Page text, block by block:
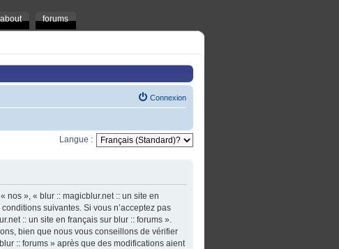
about forums
Connexion
Langue :
nos », « blur :: magicblur.net :: un site en
suivantes. Si vous n’acceptez pas
:: un site en français sur blur :: forums ».
bien que nous vous conseillons de vérifier
:: forums » après que des modifications aient